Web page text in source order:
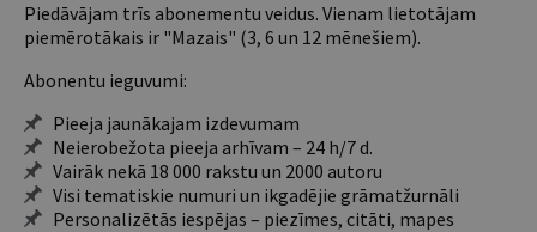
Piedāvājam trīs abonementu veidus. Vienam lietotājam
piemērotākais ir "Mazais" (3, 6 un 12 mēnešiem).
Abonentu ieguvumi:
Pieeja jaunākajam izdevumam
Neierobežota pieeja arhīvam – 24 h/7 d.
Vairāk nekā 18 000 rakstu un 2000 autoru
Visi tematiskie numuri un ikgadējie grāmatžurnāli
Personalizētās iespējas – piezīmes, citāti, mapes